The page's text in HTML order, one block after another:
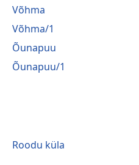
Võhma
Võhma/1
Õunapuu
Õunapuu/1
Roodu küla